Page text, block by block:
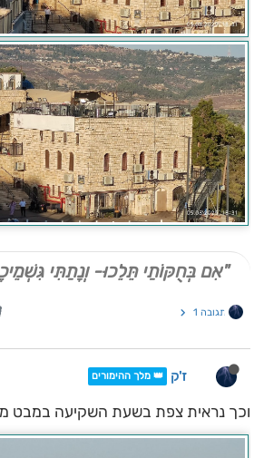
"אִם בְּחֻקּוֹתַי תֵּלֵכוּ- וְנָתַתִּי
תגובה 1
ז'ק 👑 מלך ההימורים
וכך נראית צפת בשעת השקיעה במבט